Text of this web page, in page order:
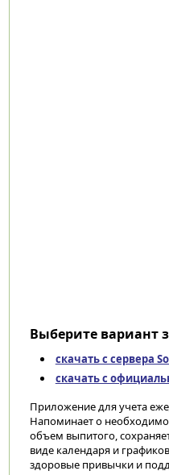
Выберите вариант
скачать с сервера
скачать с
Приложение для учета
Напоминает о
объем выпитого,
виде календаря и
здоровые привычки и